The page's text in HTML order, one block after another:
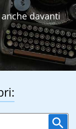
davanti